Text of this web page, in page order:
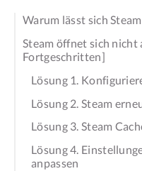
Warum lässt sich
Steam öffnet sich nicht
Fortgeschritten]
Lösung 1.
Lösung 2. Steam
Lösung 3. Steam
Lösung 4.
anpassen